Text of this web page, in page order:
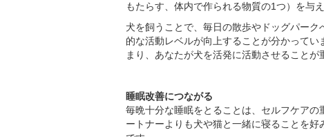
もたらす、体内で作られる物質の1つ）を与
犬を飼うことで、毎日の散歩やドッグパー
的な活動レベルが向上することが分かって
まり、あなたが犬を活発に活動させることが
睡眠改善につながる
毎晩十分な睡眠をとることは、セルフケア
ートナーよりも犬や猫と一緒に寝ることを